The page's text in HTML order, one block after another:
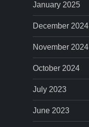
January 2025
December 2024
November 2024
October 2024
July 2023
June 2023